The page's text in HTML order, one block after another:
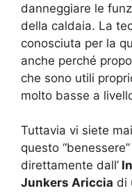
danneggiare le
della caldaia. La
conosciuta per la
anche perché
che sono utili
molto basse a
Tuttavia vi siete
questo
direttamente dall’
Junkers Ariccia di